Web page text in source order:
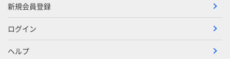
新規会員登録
ログイン
ヘルプ